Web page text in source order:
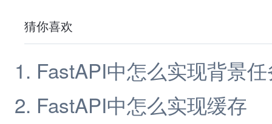
猜你喜欢
FastAPI中怎么实现背景
FastAPI中怎么实现缓存